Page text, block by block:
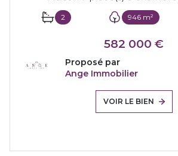
2 946 m²
582 000 €
Proposé par
Ange Immobilier
VOIR LE BIEN